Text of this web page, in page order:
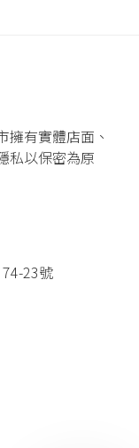
擁有實體店面、
私以保密為原
23號